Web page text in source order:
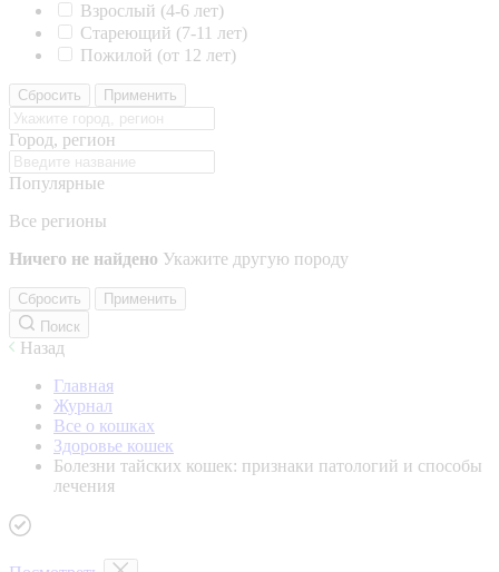
Взрослый (4-6 лет)
Стареющий (7-11 лет)
Пожилой (от 12 лет)
Сбросить Применить
Город, регион
Популярные
Все регионы
Ничего не найдено Укажите другую породу
Сбросить
Применить
Поиск
Назад
Главная
Журнал
Все о кошках
Здоровье кошек
Болезни тайских кошек: признаки патологий и способы
лечения